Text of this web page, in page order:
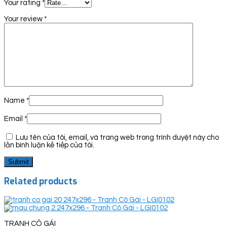
Your rating *
Your review *
Name *
Email *
Lưu tên của tôi, email, và trang web trong trình duyệt này cho
lần bình luận kế tiếp của tôi.
Related products
TRANH CÔ GÁI